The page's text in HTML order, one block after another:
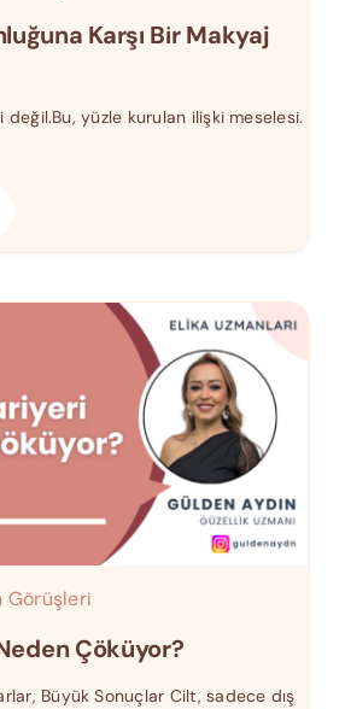
Karşı Bir Makyaj
değil.Bu, yüzle kurulan ilişki meselesi.
Görüşleri
Çöküyor?
Büyük Sonuçlar Cilt, sadece dış